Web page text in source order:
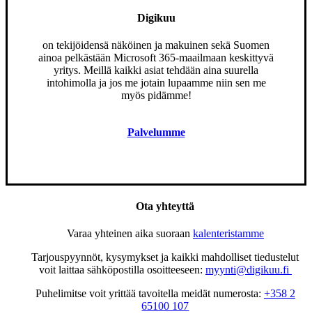
Digikuu
on tekijöidensä näköinen ja makuinen sekä Suomen
ainoa pelkästään Microsoft 365-maailmaan keskittyvä
yritys. Meillä kaikki asiat tehdään aina suurella
intohimolla ja jos me jotain lupaamme niin sen me
myös pidämme!
Palvelumme
Ota yhteyttä
Varaa yhteinen aika suoraan kalenteristamme
Tarjouspyynnöt, kysymykset ja kaikki mahdolliset tiedustelut
voit laittaa sähköpostilla osoitteeseen: myynti@digikuu.fi
Puhelimitse voit yrittää tavoitella meidät numerosta: +358 2
65100 107